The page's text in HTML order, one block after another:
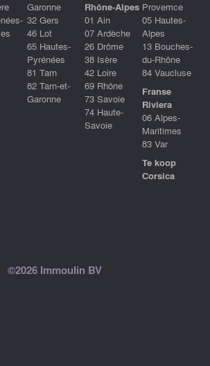
Garonne
32 Gers
46 Lot
65 Hautes-
Pyrénées
81 Tarn
82 Tarn-et-
Garonne
Rhône-Alpes
01 Ain
07 Ardèche
26 Drôme
38 Isère
42 Loire
69 Rhône
73 Savoie
74 Haute-
Savoie
Provemce
05 Hautes-
Alpes
13 Bouches-
du-Rhône
84 Vaucluse
Franse
Riviera
06 Alpes-
Maritimes
83 Var
Te koop
Corsica
©2026 Immoulin BV